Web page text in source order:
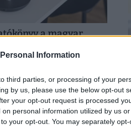
Information
third parties, or processing of your
by us, please use the below opt-out
your opt-out request is processed
personal information utilized by us
your opt-out. You may separately
a magyar
a hőség
a munkavégzést
mindenki külön hűti a
energiahatékony
központilag működik.